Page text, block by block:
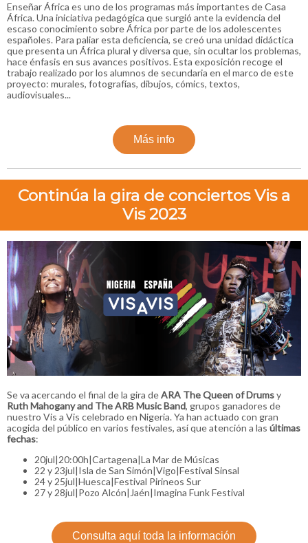
Enseñar África es uno de los programas más importantes de Casa
África. Una iniciativa pedagógica que surgió ante la evidencia del
escaso conocimiento sobre África por parte de los adolescentes
españoles. Para paliar esta deficiencia, se creó una unidad didáctica
que presenta un África plural y diversa que, sin ocultar los problemas,
hace énfasis en sus avances positivos. Esta exposición recoge el
trabajo realizado por los alumnos de secundaria en el marco de este
proyecto: murales, fotografías, dibujos, cómics, textos,
audiovisuales...
Más info
Continúa la gira de conciertos Vis a
Vis 2023
Se va acercando el final de la gira deARA The Queen of Drumsy
Ruth Mahogany and The ARB Music Band, grupos ganadores de
nuestro Vis a Vis celebrado en Nigeria. Ya han actuado con gran
acogida del público en varios festivales, así que atención a las últimas
fechas:
20jul|20:00h|Cartagena|La Mar de Músicas
22 y 23jul|Isla de San Simón|Vigo|Festival Sinsal
24 y 25jul|Huesca|Festival Pirineos Sur
27 y 28jul|Pozo Alcón|Jaén|Imagina Funk Festival
Consulta aquí toda la información